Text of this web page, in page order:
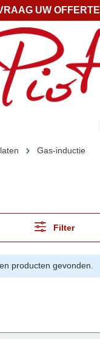
UW OFFERTE
Gas-inductie
Filter
producten gevonden.